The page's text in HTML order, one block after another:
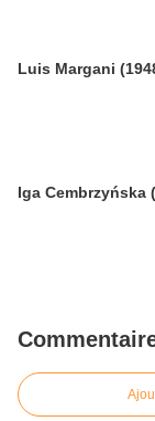
Luis Margani
Iga Cembrzyńska